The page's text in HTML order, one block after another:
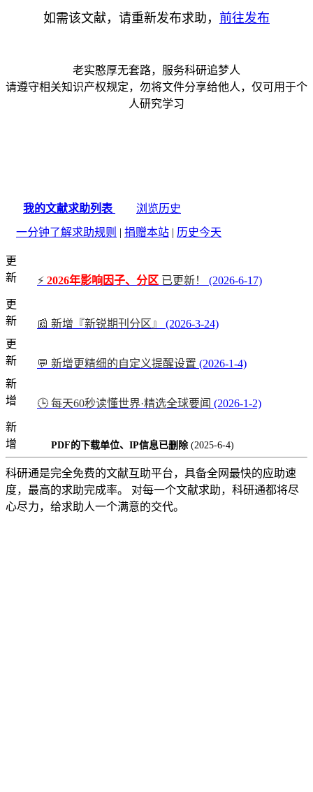
如需该文献，请重新发布求助， 前往发布
老实憨厚无套路，服务科研追梦人
请遵守相关知识产权规定，勿将文件分享给他人，仅可用于个
人研究学习
我的文献求助列表
浏览历史
一分钟了解求助规则 | 捐赠本站 | 历史今天
更
新
⚡ 2026年影响因子、分区 已更新！
(2026-6-17)
更
新
📰 新增『新锐期刊分区』
(2026-3-24)
更
新
💬 新增更精细的自定义提醒设置 (2026-1-4)
新
增
🕒 每天60秒读懂世界·精选全球要闻 (2026-1-2)
新
增
PDF的下载单位、IP信息已删除 (2025-6-4)
科研通是完全免费的文献互助平台，具备全网最快的应助速
度，最高的求助完成率。 对每一个文献求助，科研通都将尽
心尽力，给求助人一个满意的交代。